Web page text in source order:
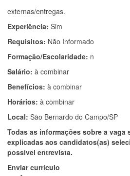
externas/entregas.
Experiência: Sim
Requisitos: Não Informado
Formação/Escolaridade: n
Salário: à combinar
Benefícios: à combinar
Horários: à combinar
Local: São Bernardo do Campo/SP
Todas as informações sobre a vaga
explicadas aos candidatos(as)
possível entrevista.
Enviar currículo